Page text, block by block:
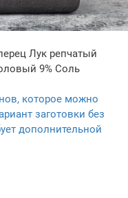
Лук репчатый
9% Соль
которое можно
заготовки без
дополнительной